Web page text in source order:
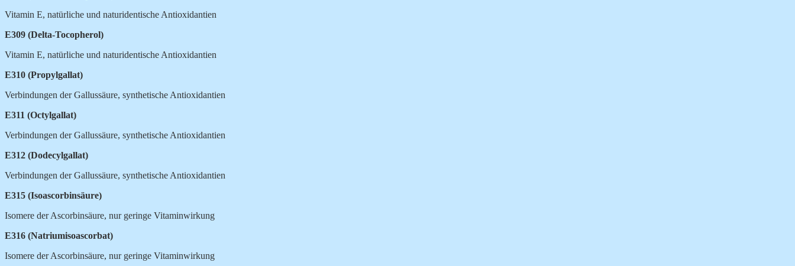
Vitamin E, natürliche und naturidentische Antioxidantien
E309 (Delta-Tocopherol)
Vitamin E, natürliche und naturidentische Antioxidantien
E310 (Propylgallat)
Verbindungen der Gallussäure, synthetische Antioxidantien
E311 (Octylgallat)
Verbindungen der Gallussäure, synthetische Antioxidantien
E312 (Dodecylgallat)
Verbindungen der Gallussäure, synthetische Antioxidantien
E315 (Isoascorbinsäure)
Isomere der Ascorbinsäure, nur geringe Vitaminwirkung
E316 (Natriumisoascorbat)
Isomere der Ascorbinsäure, nur geringe Vitaminwirkung